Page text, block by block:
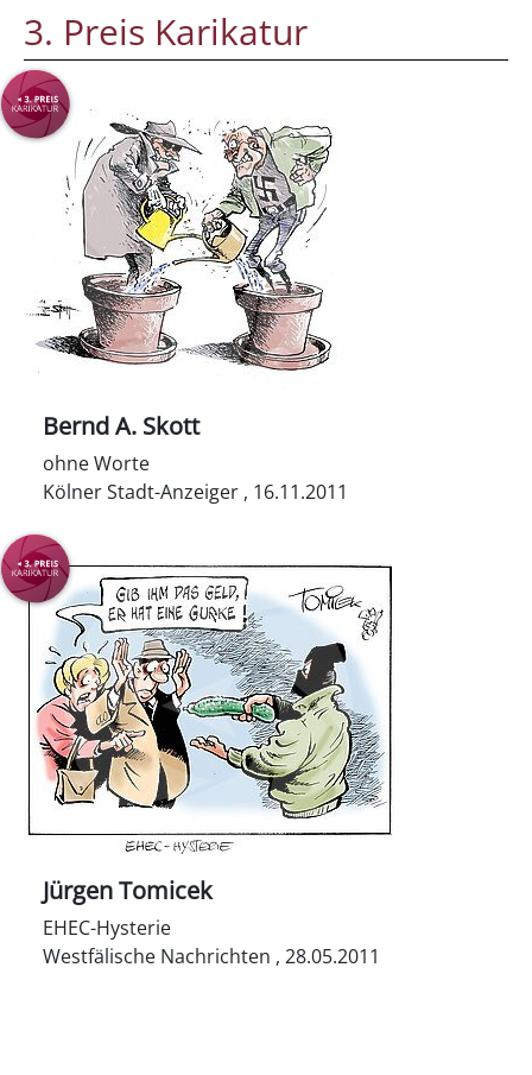
3. Preis Karikatur
Bernd A. Skott
ohne Worte
Kölner Stadt-Anzeiger , 16.11.2011
Jürgen Tomicek
EHEC-Hysterie
Westfälische Nachrichten , 28.05.2011